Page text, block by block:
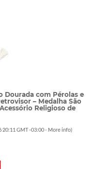
Dourada com Pérolas e
– Medalha São
Religioso de
20:11 GMT -03:00 - More info)